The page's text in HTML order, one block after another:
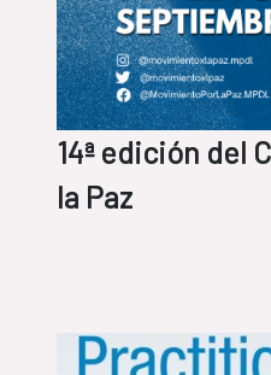
14ª edición del
la Paz